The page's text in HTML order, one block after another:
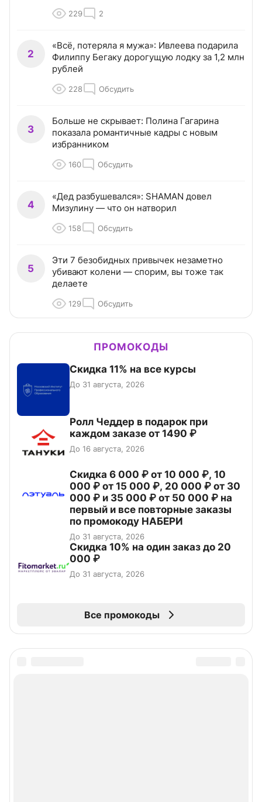
229 2
2
«Всё, потеряла я мужа»: Ивлеева подарила
Филиппу Бегаку дорогущую лодку за 1,2 млн
рублей
228 Обсудить
3
Больше не скрывает: Полина Гагарина
показала романтичные кадры с новым
избранником
160 Обсудить
4
«Дед разбушевался»: SHAMAN довел
Мизулину — что он натворил
158 Обсудить
5
Эти 7 безобидных привычек незаметно
убивают колени — спорим, вы тоже так
делаете
129 Обсудить
ПРОМОКОДЫ
Скидка 11% на все курсы
До 31 августа, 2026
Ролл Чеддер в подарок при
каждом заказе от 1490 ₽
До 16 августа, 2026
Скидка 6 000 ₽ от 10 000 ₽, 10
000 ₽ от 15 000 ₽, 20 000 ₽ от 30
000 ₽ и 35 000 ₽ от 50 000 ₽ на
первый и все повторные заказы
по промокоду НАБЕРИ
До 31 августа, 2026
Скидка 10% на один заказ до 20
000 ₽
До 31 августа, 2026
Все промокоды